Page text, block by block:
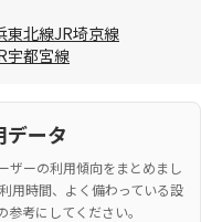
東北線JR埼京線
宇都宮線
データ
ザーの利用傾向をまとめまし
用時間、よく備わっている設
考にしてください。